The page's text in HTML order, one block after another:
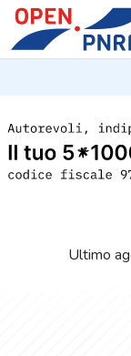
Ultimo